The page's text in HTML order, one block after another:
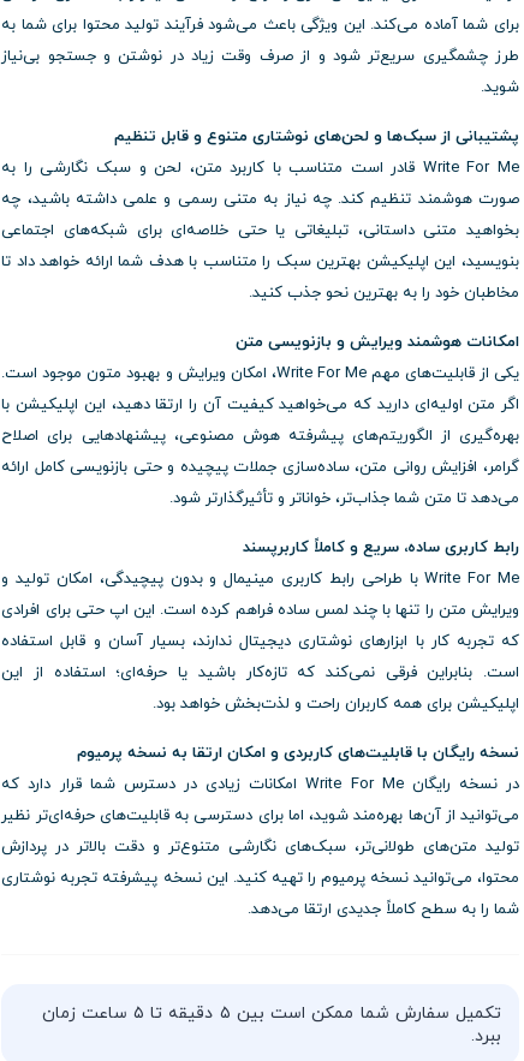
برای شما آماده می‌کند. این ویژگی باعث می‌شود فرآیند تولید محتوا برای شما به
طرز چشمگیری سریع‌تر شود و از صرف وقت زیاد در نوشتن و جستجو بی‌نیاز
شوید.
پشتیبانی از سبک‌ها و لحن‌های نوشتاری متنوع و قابل تنظیم
Write For Me قادر است متناسب با کاربرد متن، لحن و سبک نگارشی را به
صورت هوشمند تنظیم کند. چه نیاز به متنی رسمی و علمی داشته باشید، چه
بخواهید متنی داستانی، تبلیغاتی یا حتی خلاصه‌ای برای شبکه‌های اجتماعی
بنویسید، این اپلیکیشن بهترین سبک را متناسب با هدف شما ارائه خواهد داد تا
مخاطبان خود را به بهترین نحو جذب کنید.
امکانات هوشمند ویرایش و بازنویسی متن
یکی از قابلیت‌های مهم Write For Me، امکان ویرایش و بهبود متون موجود است.
اگر متن اولیه‌ای دارید که می‌خواهید کیفیت آن را ارتقا دهید، این اپلیکیشن با
بهره‌گیری از الگوریتم‌های پیشرفته هوش مصنوعی، پیشنهادهایی برای اصلاح
گرامر، افزایش روانی متن، ساده‌سازی جملات پیچیده و حتی بازنویسی کامل ارائه
می‌دهد تا متن شما جذاب‌تر، خواناتر و تأثیرگذارتر شود.
رابط کاربری ساده، سریع و کاملاً کاربرپسند
Write For Me با طراحی رابط کاربری مینیمال و بدون پیچیدگی، امکان تولید و
ویرایش متن را تنها با چند لمس ساده فراهم کرده است. این اپ حتی برای افرادی
که تجربه کار با ابزارهای نوشتاری دیجیتال ندارند، بسیار آسان و قابل استفاده
است. بنابراین فرقی نمی‌کند که تازه‌کار باشید یا حرفه‌ای؛ استفاده از این
اپلیکیشن برای همه کاربران راحت و لذت‌بخش خواهد بود.
نسخه رایگان با قابلیت‌های کاربردی و امکان ارتقا به نسخه پرمیوم
در نسخه رایگان Write For Me امکانات زیادی در دسترس شما قرار دارد که
می‌توانید از آن‌ها بهره‌مند شوید، اما برای دسترسی به قابلیت‌های حرفه‌ای‌تر نظیر
تولید متن‌های طولانی‌تر، سبک‌های نگارشی متنوع‌تر و دقت بالاتر در پردازش
محتوا، می‌توانید نسخه پرمیوم را تهیه کنید. این نسخه پیشرفته تجربه نوشتاری
شما را به سطح کاملاً جدیدی ارتقا می‌دهد.
تکمیل سفارش شما ممکن است بین ۵ دقیقه تا ۵ ساعت زمان
ببرد.